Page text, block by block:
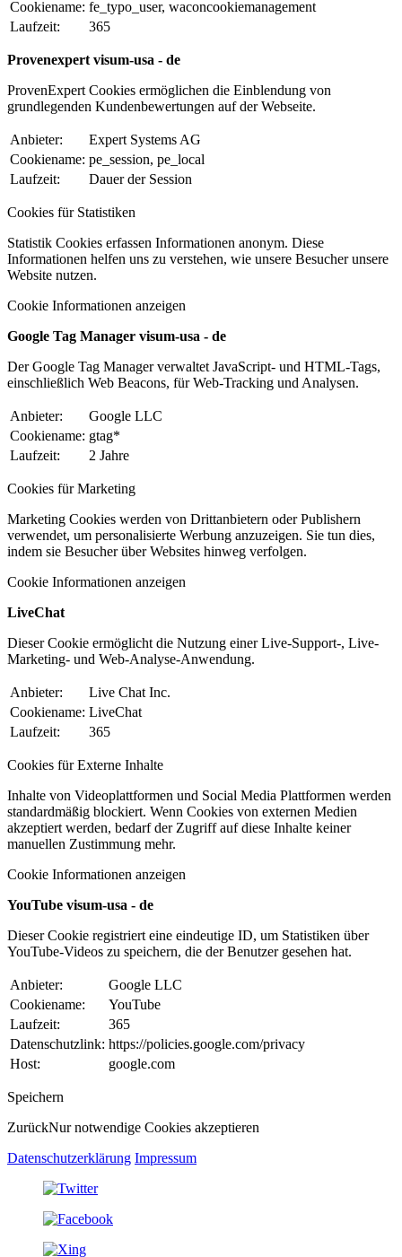
Cookiename: fe_typo_user, waconcookiemanagement
Laufzeit:
365
Provenexpert visum-usa - de
ProvenExpert Cookies ermöglichen die Einblendung von
grundlegenden Kundenbewertungen auf der Webseite.
Anbieter:
Expert Systems AG
Cookiename: pe_session, pe_local
Laufzeit:
Dauer der Session
Cookies für Statistiken
Statistik Cookies erfassen Informationen anonym. Diese
Informationen helfen uns zu verstehen, wie unsere Besucher unsere
Website nutzen.
Cookie Informationen anzeigen
Google Tag Manager visum-usa - de
Der Google Tag Manager verwaltet JavaScript- und HTML-Tags,
einschließlich Web Beacons, für Web-Tracking und Analysen.
Anbieter:
Google LLC
Cookiename: gtag*
Laufzeit:
2 Jahre
Cookies für Marketing
Marketing Cookies werden von Drittanbietern oder Publishern
verwendet, um personalisierte Werbung anzuzeigen. Sie tun dies,
indem sie Besucher über Websites hinweg verfolgen.
Cookie Informationen anzeigen
LiveChat
Dieser Cookie ermöglicht die Nutzung einer Live-Support-, Live-
Marketing- und Web-Analyse-Anwendung.
Anbieter:
Live Chat Inc.
Cookiename: LiveChat
Laufzeit:
365
Cookies für Externe Inhalte
Inhalte von Videoplattformen und Social Media Plattformen werden
standardmäßig blockiert. Wenn Cookies von externen Medien
akzeptiert werden, bedarf der Zugriff auf diese Inhalte keiner
manuellen Zustimmung mehr.
Cookie Informationen anzeigen
YouTube visum-usa - de
Dieser Cookie registriert eine eindeutige ID, um Statistiken über
YouTube-Videos zu speichern, die der Benutzer gesehen hat.
Anbieter:
Google LLC
Cookiename:
YouTube
Laufzeit:
365
Datenschutzlink: https://policies.google.com/privacy
Host:
google.com
Speichern
ZurückNur notwendige Cookies akzeptieren
Datenschutzerklärung Impressum